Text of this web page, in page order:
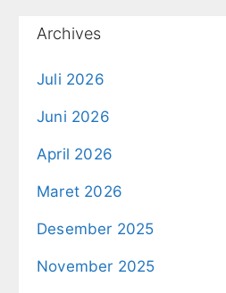
Archives
Juli 2026
Juni 2026
April 2026
Maret 2026
Desember 2025
November 2025